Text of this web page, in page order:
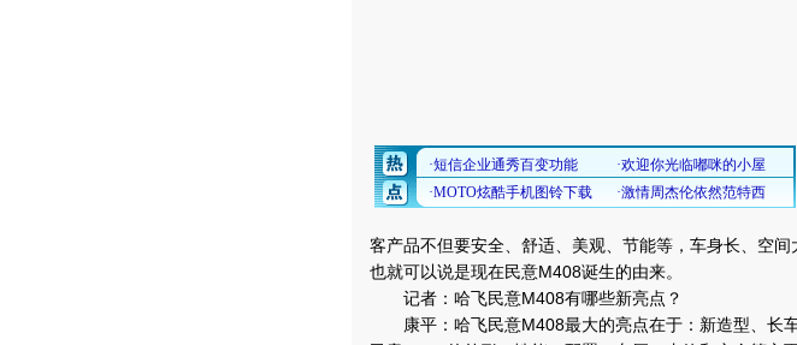
客产品不但要安全、舒适、美观、节能等，车身长、空
也就可以说是现在民意M408诞生的由来。
记者：哈飞民意M408有哪些新亮点？
康平：哈飞民意M408最大的亮点在于：新造型、长